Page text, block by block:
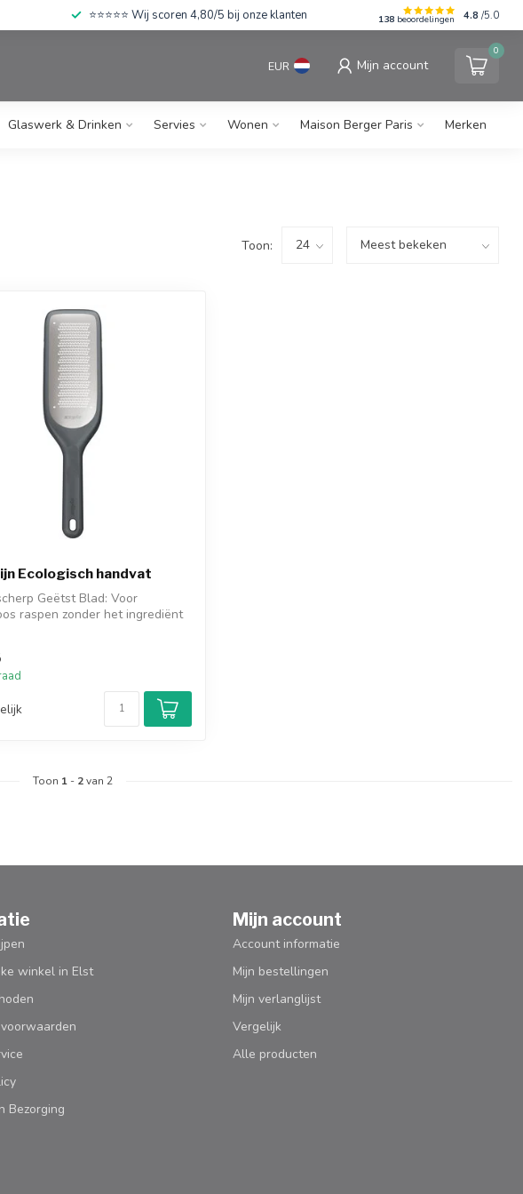
⭐⭐⭐⭐⭐ Wij scoren 4,80/5 bij onze klanten 138 beoordelingen 4.8 /5.0
EUR Mijn account
0
Glaswerk & Drinken Servies Wonen Maison Berger Paris Merken
Toon:
Ecologisch handvat
Geëtst Blad: Voor
raspen zonder het ingrediënt
Toon 1 - 2van 2
winkel in Elst
Bezorging
Mijn account
Account informatie
Mijn bestellingen
Mijn verlanglijst
Vergelijk
Alle producten